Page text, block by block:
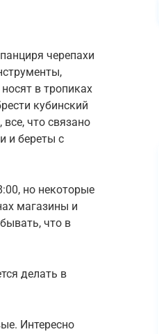
черепахи
в тропиках
кубинский
что связано
и береты с
но некоторые
магазины и
что в
делать в
Интересно